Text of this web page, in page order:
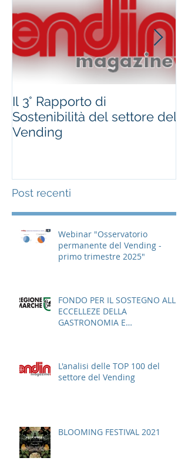
Il 3° Rapporto di
Sostenibilità del settore del
Vending
Post recenti
Webinar "Osservatorio
permanente del Vending -
primo trimestre 2025"
FONDO PER IL SOSTEGNO ALLE
ECCELLEZE DELLA
GASTRONOMIA E
L'analisi delle TOP 100 del
settore del Vending
BLOOMING FESTIVAL 2021